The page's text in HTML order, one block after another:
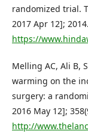
randomized trial.
2017 Apr 12];
https://
Melling AC, Ali B,
warming on the
surgery: a
2016 May 12];
http://